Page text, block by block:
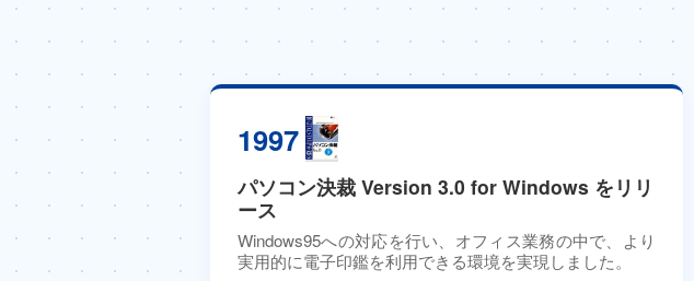
1997
パソコン決裁 Version 3.0 for Windows をリリ
ース
Windows95への対応を行い、オフィス業務の中で、より
実用的に電子印鑑を利用できる環境を実現しました。